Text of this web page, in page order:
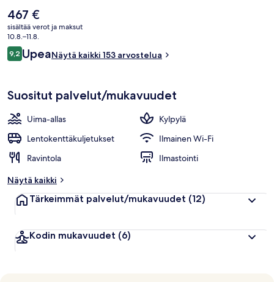
vartalokääreistä sekä syväkudoshieronta- ja hydroterapiahoidoista.
Upeat valtamerinäköalat tarjoava Sulu Restaurant tarjoilee aamiaisen,
lounaan ja illallisen. Sen erikoisuuksiin kuuluu kansainvälinen keittiö.
Muihin tämän luksusluokan lomakeskuksen palveluihin kuuluu
ilmaiset lentokenttäkuljetukset, rantabaari ja kuntokeskus. Matkailijat
arvostavat majoituspaikan avuliasta henkilökuntaa.
Nykyinen
hinta
on
467 €
467 €
sisältää verot ja maksut
10.8.–11.8.
Arvostelut
9,29,2 kautta 10.
UpeaNäytä kaikki 153 arvostelua
Suositut palvelut/mukavuudet
Uima-allas
Kylpylä
Lentokenttäkuljetukset
Ilmainen Wi-Fi
Ravintola
Ilmastointi
Näytä kaikki
Tärkeimmät palvelut/mukavuudet (12)
Kodin mukavuudet (6)